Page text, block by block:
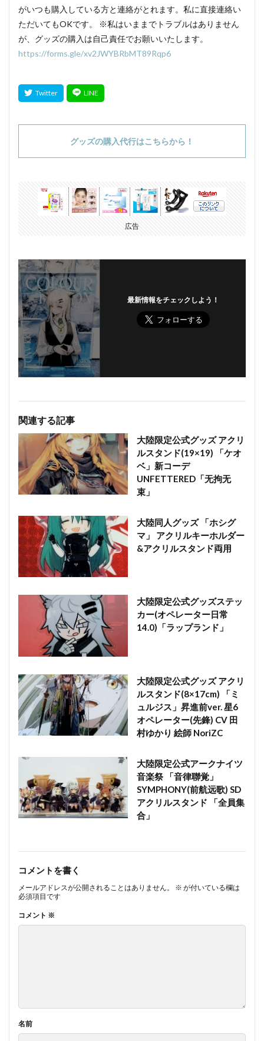
がいつも購入している方と連絡がとれます。私に直接連絡い
ただいてもOKです。 ※私はいままでトラブルはありません
が、グッズの購入は自己責任でお願いいたします。
https://forms.gle/xv2JWYBRbMT89Rqp6
グッズの購入代行はこちらから！
広告
最新情報をチェックしよう！
関連する記事
大陸限定公式グッズ アクリ
ルスタンド(19×19) 「ケオ
ベ」新コーデ
UNFETTERED「无拘无
束」
大陸同人グッズ 「ホシグ
マ」 アクリルキーホルダー
&アクリルスタンド両用
大陸限定公式グッズステッ
カー(オペレーター日常
14.0)「ラップランド」
大陸限定公式グッズ アクリ
ルスタンド(8×17cm) 「ミ
ュルジス」昇進前ver. 星6
オペレーター(先鋒) CV 田
村ゆかり 絵師 NoriZC
大陸限定公式アークナイツ
音楽祭 「音律聯覚」
SYMPHONY(前航远歌) SD
アクリルスタンド 「全員集
合」
コメントを書く
メールアドレスが公開されることはありません。 ※ が付いている欄は
必須項目です
コメント ※
名前